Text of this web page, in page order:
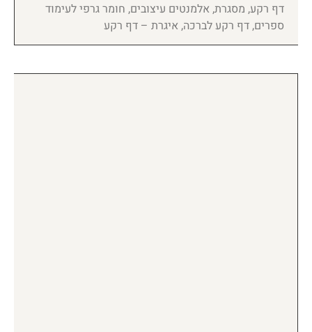
דף רקע, מסגרת, אלמנטים עיצובים, חומר גרפי לעימוד
ספרים, דף רקע לברכה, איגרת – דף רקע